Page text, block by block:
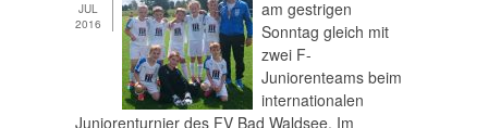
JUL
2016
am gestrigen
Sonntag gleich mit
zwei F-
Juniorenteams beim
internationalen
Juniorenturnier des FV Bad Waldsee. Im